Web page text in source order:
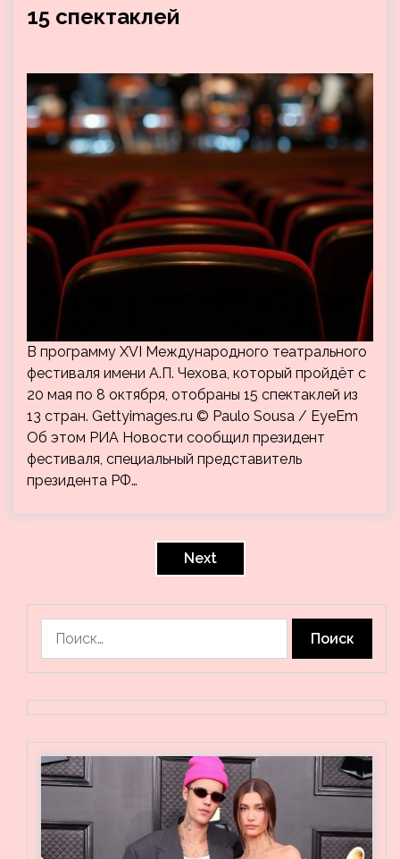
15 спектаклей
В программу XVI Международного театрального
фестиваля имени А.П. Чехова, который пройдёт с
20 мая по 8 октября, отобраны 15 спектаклей из
13 стран. Gettyimages.ru © Paulo Sousa / EyeEm
Об этом РИА Новости сообщил президент
фестиваля, специальный представитель
президента РФ…
Next